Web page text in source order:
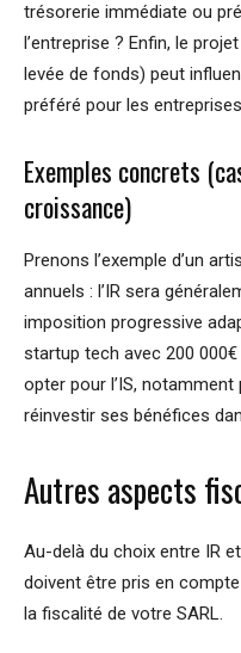
trésorerie immédiate ou
l’entreprise ? Enfin, le
levée de fonds) peut
préféré pour les
Exemples concrets
croissance)
Prenons l’exemple d’un
annuels : l’IR sera
imposition progressive
startup tech avec 200
opter pour l’IS,
réinvestir ses bénéfices
Autres aspects
Au-delà du choix entre IR
doivent être pris en
la fiscalité de votre SARL.